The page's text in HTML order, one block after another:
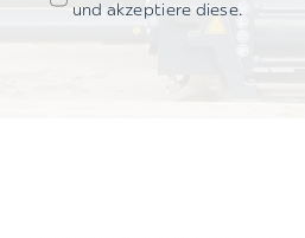
und akzeptiere diese.